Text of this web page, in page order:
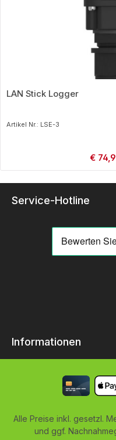
LAN Stick Logger
Artikel Nr.: LSE-3
€
Service-Hotline
Informationen
Alle Preise inkl. gesetzl.
und ggf.